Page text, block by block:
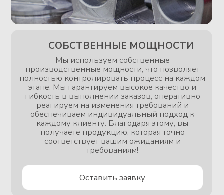
Подробнее Подробнее
Автоматы
продольного точения
Подробнее
Промышленный
комплекс лазерной
резки
Наше оборудование